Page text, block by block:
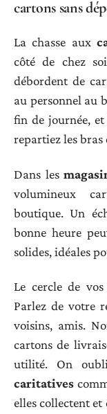
cartons sans
La chasse aux
côté de chez
débordent de
au personnel au
fin de journée,
repartiez les bras
Dans les
volumineux
boutique. Un
bonne heure
solides, idéales
Le cercle de vos
Parlez de votre
voisins, amis.
cartons de
utilité. On
caritatives
elles collectent